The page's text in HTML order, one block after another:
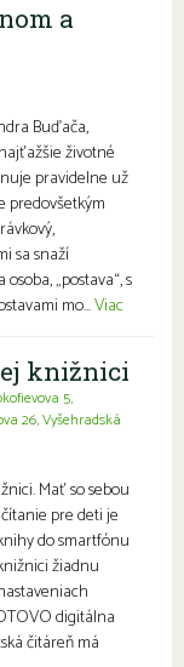
a
Buďača,
životné
pravidelne už
predovšetkým
sa snaží
„postava“, s
mo...Viac
knižnici
5,
26,Vyšehradská
Mať so sebou
pre deti je
do smartfónu
žiadnu
digitálna
čitáreň má